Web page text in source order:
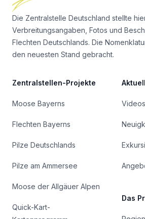
Die Zentralstelle Deutschland stellte
Verbreitungsangaben, Fotos und
Flechten Deutschlands. Die
den neuesten Stand gebracht.
Zentralstellen-Projekte
Moose Bayerns
Flechten Bayerns
Pilze Deutschlands
Pilze am Ammersee
Moose der Allgäuer Alpen
Quick-Kart-
Videos
Das